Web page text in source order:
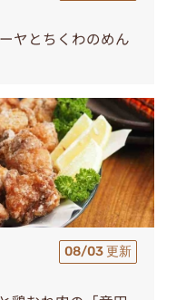
ヤとちくわのめん
08/03 更新